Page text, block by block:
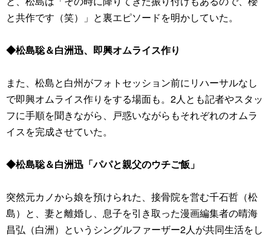
と共作です（笑）」と裏エピソードを明かしていた。
◆松島聡＆白洲迅、即興オムライス作り
また、松島と白州がフォトセッション前にリハーサルなし
で即興オムライス作りをする場面も。2人とも記者やスタッ
フに手順を聞きながら、戸惑いながらもそれぞれのオムラ
イスを完成させていた。
◆松島聡＆白洲迅「パパと親父のウチご飯」
突然元カノから娘を預けられた、接骨院を営む千石哲（松
島）と、妻と離婚し、息子を引き取った漫画編集者の晴海
昌弘（白洲）というシングルファーザー2人が共同生活をし